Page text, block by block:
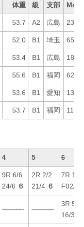
体重 級 支部 Mo
53.7 A2 広島 23
52.0 B1 埼玉 65
53.4 B1 広島 18
55.6 B1 福岡 62
53.6 B1 愛知 13
53.7 B1 福岡 11
4 5 6
9R 6/6
24/6 ６
2R 2/2
21/4 ６
7R 1/1
F02/1
———- ———-
3R 5/3
16/3